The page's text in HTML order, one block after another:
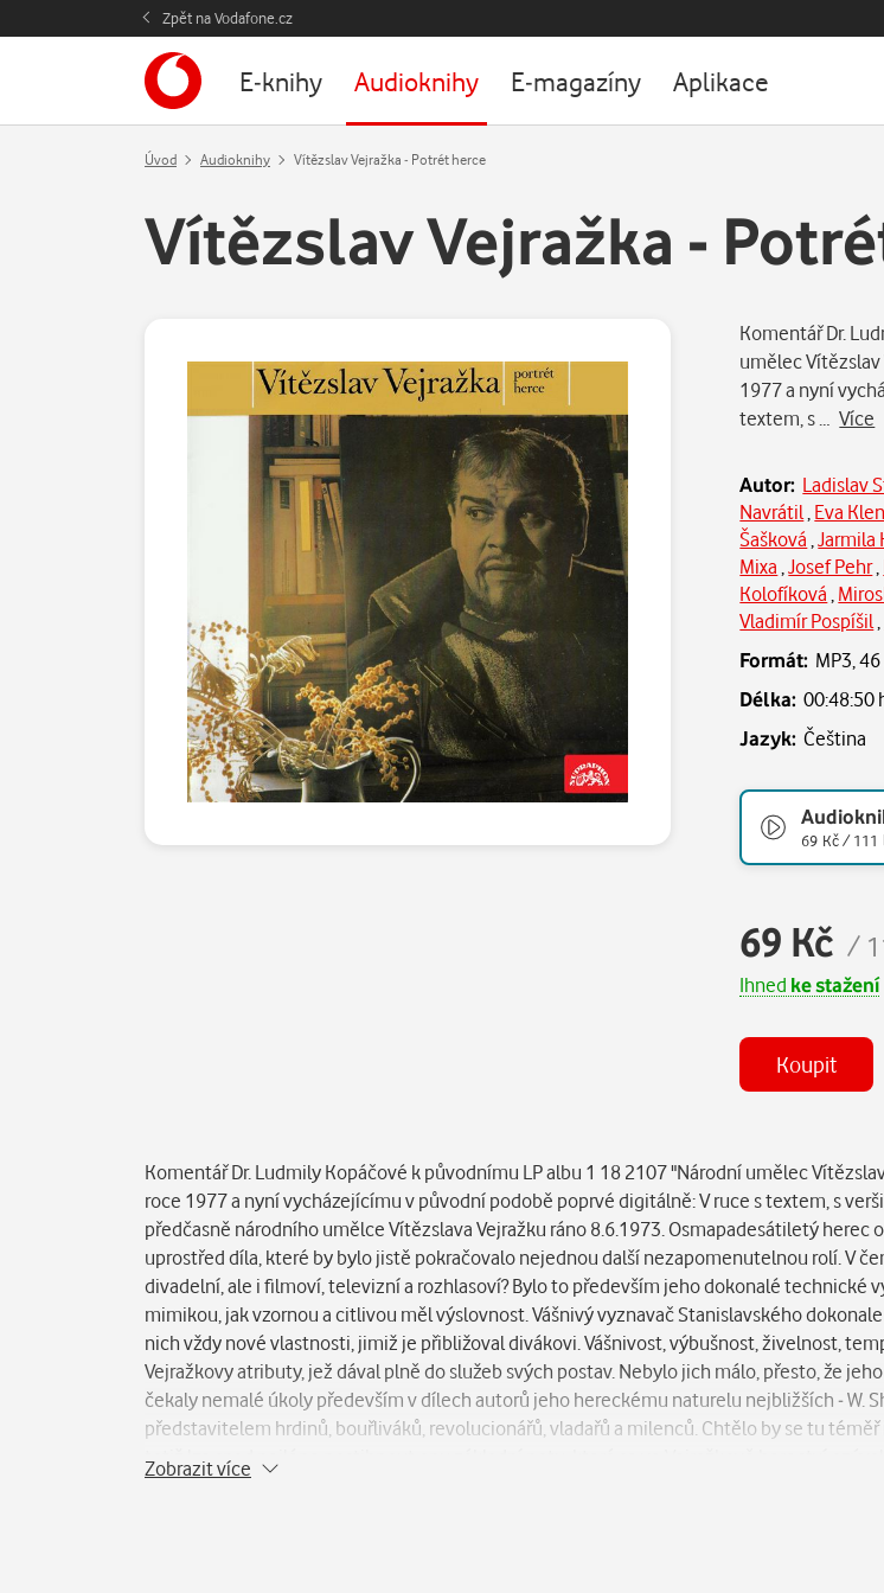
Zpět na Vodafone.cz
E-knihy Audioknihy E-magazíny Aplikace
Úvod Audioknihy Vítězslav Vejražka - Potrét herce
Vítězslav Vejražka -
Komentář Dr.
umělec
1977 a nyní
textem, s …Více
Autor: Ladislav
Navrátil Eva
Šašková ,Jarmila
Mixa ,Josef Pehr,
Kolofíková
Vladimír Pospíšil
Formát: MP3,46
Délka: 00:48:50
Jazyk: Čeština
69 Kč / 111
69 Kč /
Ihned ke stažení
Koupit
Komentář Dr. Ludmily Kopáčové k původnímu LP albu 1 18 2107 "Národní umělec
roce 1977 a nyní vycházejícímu v původní podobě poprvé digitálně: V ruce s textem, s
předčasně národního umělce Vítězslava Vejražku ráno 8.6.1973. Osmapadesátiletý herec
uprostřed díla, které by bylo jistě pokračovalo nejednou další nezapomenutelnou rolí. V
divadelní, ale i filmoví, televizní a rozhlasoví? Bylo to především jeho dokonalé technické
mimikou, jak vzornou a citlivou měl výslovnost. Vášnivý vyznavač Stanislavského
nich vždy nové vlastnosti, jimiž je přibližoval divákovi. Vášnivost, výbušnost, živelnost,
Vejražkovy atributy, jež dával plně do služeb svých postav. Nebylo jich málo, přesto, že
čekaly nemalé úkoly především v dílech autorů jeho hereckému naturelu nejbližších - W.
představitelem hrdinů, bouřliváků, revolucionářů, vladařů a milenců. Chtělo by se tu
totiž lze snad nejlépe postihnout onu základní notu, která se ve Vejražkově herectví
desce. Kdo je Oidipus - muž, který se stal manželem vlastní matky a tím vládcem na
Zobrazit více